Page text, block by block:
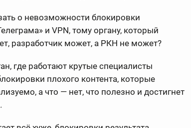
о невозможности блокировки
и VPN, тому органу, который
разработчик может, а РКН не может?
где работают крутые специалисты
плохого контента, которые
а что — нет, что полезно и достигнет